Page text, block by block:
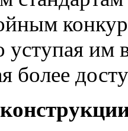
уступая
более